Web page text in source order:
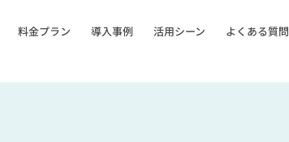
料金プラン 導入事例 活用シーン よくある質問